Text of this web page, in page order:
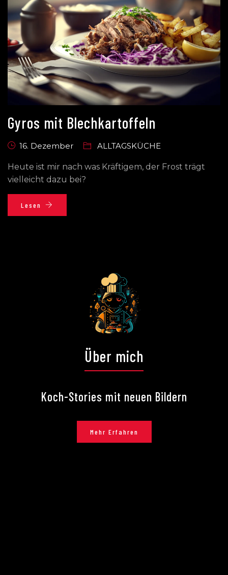
Gyros mit Blechkartoffeln
16. Dezember ALLTAGSKÜCHE
Heute ist mir nach was Kräftigem, der Frost trägt
vielleicht dazu bei?
Lesen
Über mich
Koch-Stories mit neuen Bildern
Mehr Erfahren